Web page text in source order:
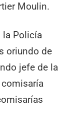
Moulin.
la Policía
oriundo de
jefe de la